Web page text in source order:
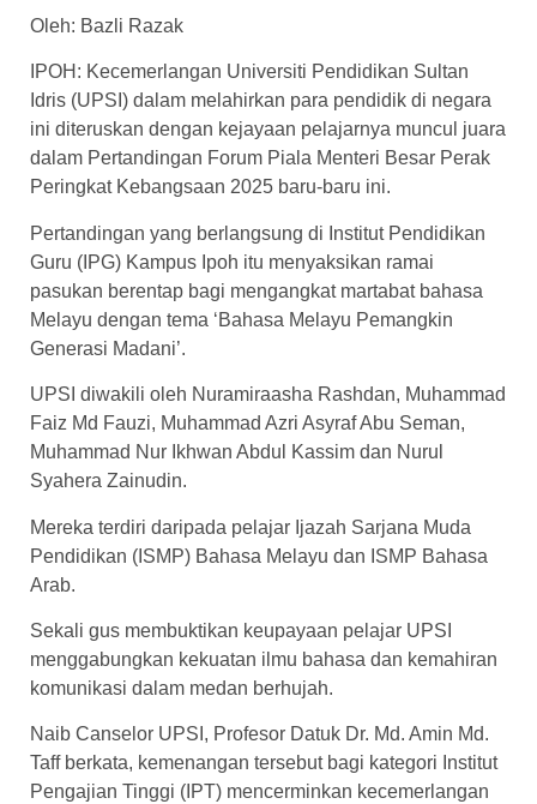
Oleh: Bazli Razak
IPOH: Kecemerlangan Universiti Pendidikan Sultan
Idris (UPSI) dalam melahirkan para pendidik di negara
ini diteruskan dengan kejayaan pelajarnya muncul juara
dalam Pertandingan Forum Piala Menteri Besar Perak
Peringkat Kebangsaan 2025 baru-baru ini.
Pertandingan yang berlangsung di Institut Pendidikan
Guru (IPG) Kampus Ipoh itu menyaksikan ramai
pasukan berentap bagi mengangkat martabat bahasa
Melayu dengan tema ‘Bahasa Melayu Pemangkin
Generasi Madani’.
UPSI diwakili oleh Nuramiraasha Rashdan, Muhammad
Faiz Md Fauzi, Muhammad Azri Asyraf Abu Seman,
Muhammad Nur Ikhwan Abdul Kassim dan Nurul
Syahera Zainudin.
Mereka terdiri daripada pelajar Ijazah Sarjana Muda
Pendidikan (ISMP) Bahasa Melayu dan ISMP Bahasa
Arab.
Sekali gus membuktikan keupayaan pelajar UPSI
menggabungkan kekuatan ilmu bahasa dan kemahiran
komunikasi dalam medan berhujah.
Naib Canselor UPSI, Profesor Datuk Dr. Md. Amin Md.
Taff berkata, kemenangan tersebut bagi kategori Institut
Pengajian Tinggi (IPT) mencerminkan kecemerlangan